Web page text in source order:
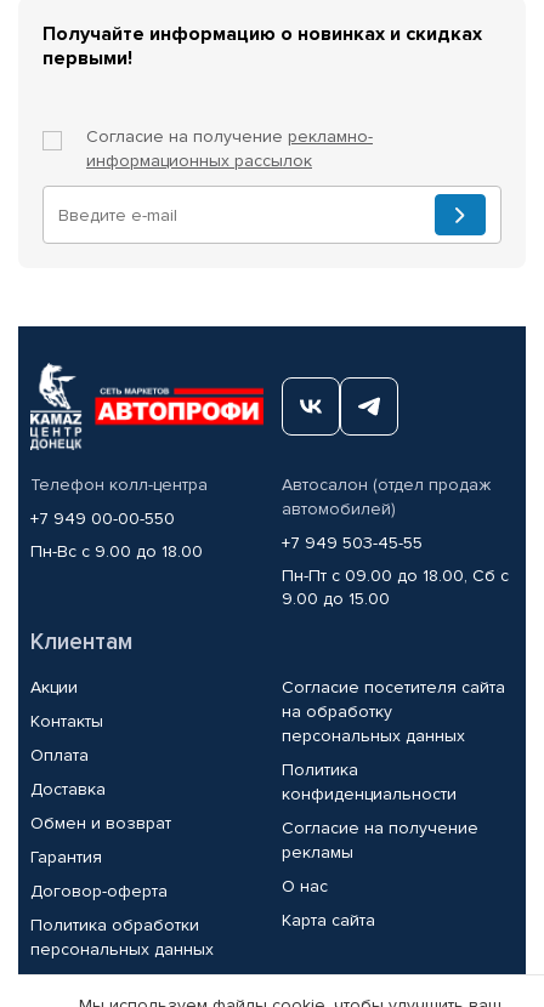
Получайте информацию о новинках и скидках
первыми!
Согласие на получение рекламно-
информационных рассылок
Телефон колл-центра
+7 949 00-00-550
Пн-Вс с 9.00 до 18.00
Автосалон (отдел продаж
автомобилей)
+7 949 503-45-55
Пн-Пт с 09.00 до 18.00, Сб с
9.00 до 15.00
Клиентам
Акции
Контакты
Оплата
Доставка
Обмен и возврат
Гарантия
Договор-оферта
Политика обработки
персональных данных
Согласие посетителя сайта
на обработку
персональных данных
Политика
конфиденциальности
Согласие на получение
рекламы
О нас
Карта сайта